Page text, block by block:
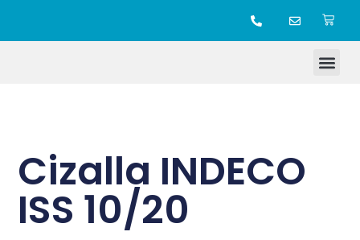
Cizalla INDECO
ISS 10/20